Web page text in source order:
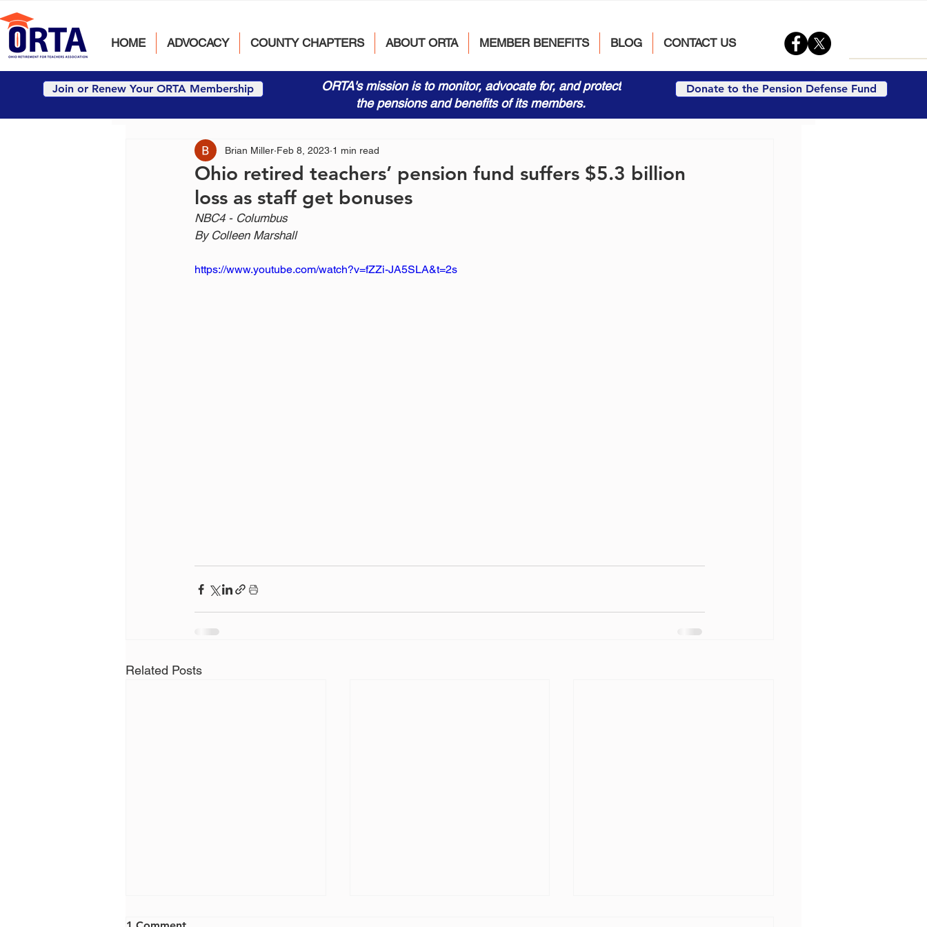
HOME ADVOCACY COUNTY CHAPTERS ABOUT ORTA MEMBER BENEFITS BLOG CONTACT US
Join or Renew Your ORTA Membership
ORTA's mission is to monitor, advocate for, and protect
the pensions and benefits of its members.
Donate to the Pension Defense Fund
Ohio retired teachers’ pension fund suffers $5.3 billion
loss as staff get bonuses
Brian Miller Feb 8, 2023 1 min read
NBC4 - Columbus
By Colleen Marshall
https://www.youtube.com/watch?v=fZZi-JA5SLA&t=2s
Related Posts